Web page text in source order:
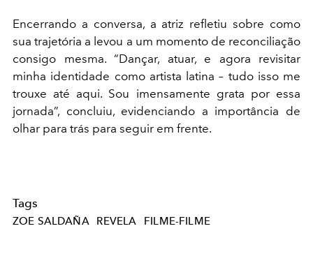
Encerrando a conversa, a atriz refletiu sobre como
sua trajetória a levou a um momento de reconciliação
consigo mesma. “Dançar, atuar, e agora revisitar
minha identidade como artista latina – tudo isso me
trouxe até aqui. Sou imensamente grata por essa
jornada”, concluiu, evidenciando a importância de
olhar para trás para seguir em frente.
Tags
ZOE SALDAÑA REVELA FILME-FILME